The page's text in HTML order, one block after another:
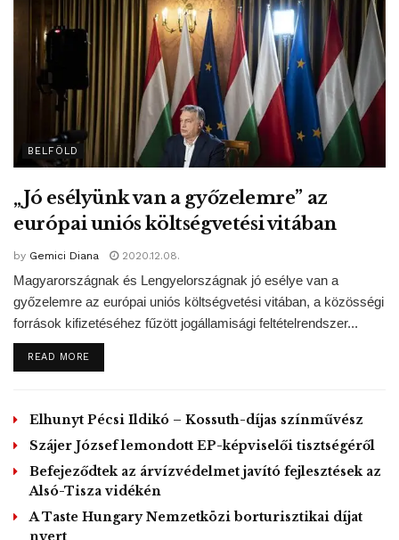
Nem esett túl nagy baja az autónak
A Győri Rendőrkapitányság büntetőeljárás keretében
vizsgálja az eset körülményeit.
MA / MTI
Tags: beton kerítés Győr
személyautó
BELFÖLD
„Jó esélyünk van a győzelemre” az
európai uniós költségvetési vitában
by Gemici Diana 2020.12.08.
Magyarországnak és Lengyelországnak jó esélye van a
győzelemre az európai uniós költségvetési vitában, a közösségi
források kifizetéséhez fűzött jogállamisági feltételrendszer...
READ MOREDETAILS
Elhunyt Pécsi Ildikó – Kossuth-díjas színművész
Szájer József lemondott EP-képviselői tisztségéről
Befejeződtek az árvízvédelmet javító fejlesztések az
Alsó-Tisza vidékén
A Taste Hungary Nemzetközi borturisztikai díjat
nyert